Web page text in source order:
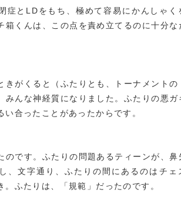
症とLDをもち、極めて容易にかんしゃく
箱くんは、この点を責め立てるのに十分な
きがくると（ふたりとも、トーナメントの
みんな神経質になりました。ふたりの悪ガ
い合ったことがあったからです。
のです。ふたりの問題あるティーンが、鼻
、文字通り、ふたりの間にあるのはチェ
。ふたりは、「規範」だったのです。